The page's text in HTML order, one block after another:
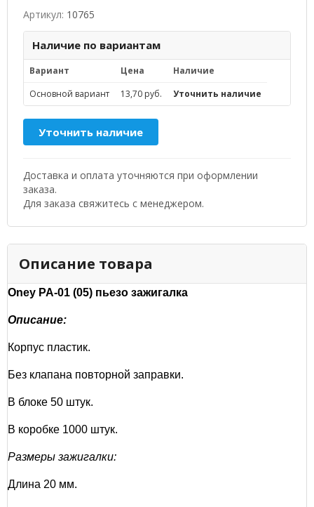
Артикул: 10765
Наличие по вариантам
Вариант Цена
Наличие
Основной вариант
13,70 руб. Уточнить наличие
Уточнить наличие
Доставка и оплата уточняются при оформлении
заказа.
Для заказа свяжитесь с менеджером.
Описание товара
Oney PA-01 (05) пьезо зажигалка
Описание:
Корпус пластик.
Без клапана повторной заправки.
В блоке 50 штук.
В коробке 1000 штук.
Размеры зажигалки:
Длина 20 мм.